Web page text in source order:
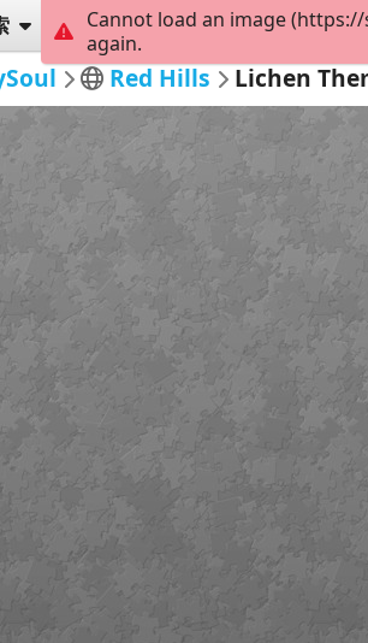
作成
Red Hills Lichen
Cannot load an image
again.